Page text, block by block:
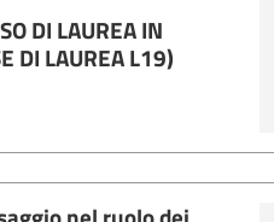
DI LAUREA IN
DI LAUREA L19)